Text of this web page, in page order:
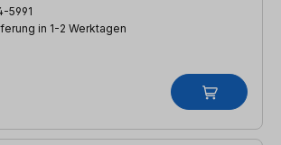
5991
in 1-2 Werktagen